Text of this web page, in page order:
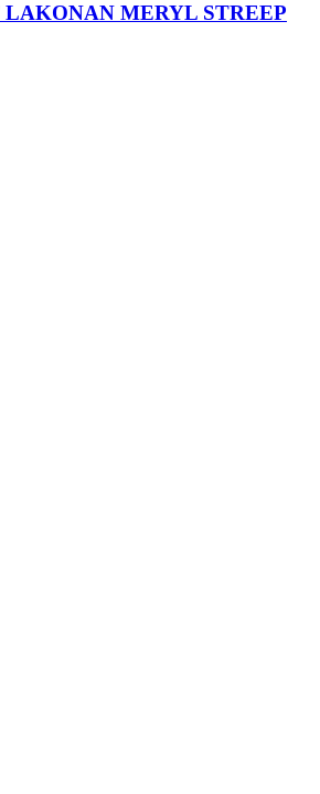
MERYL STREEP